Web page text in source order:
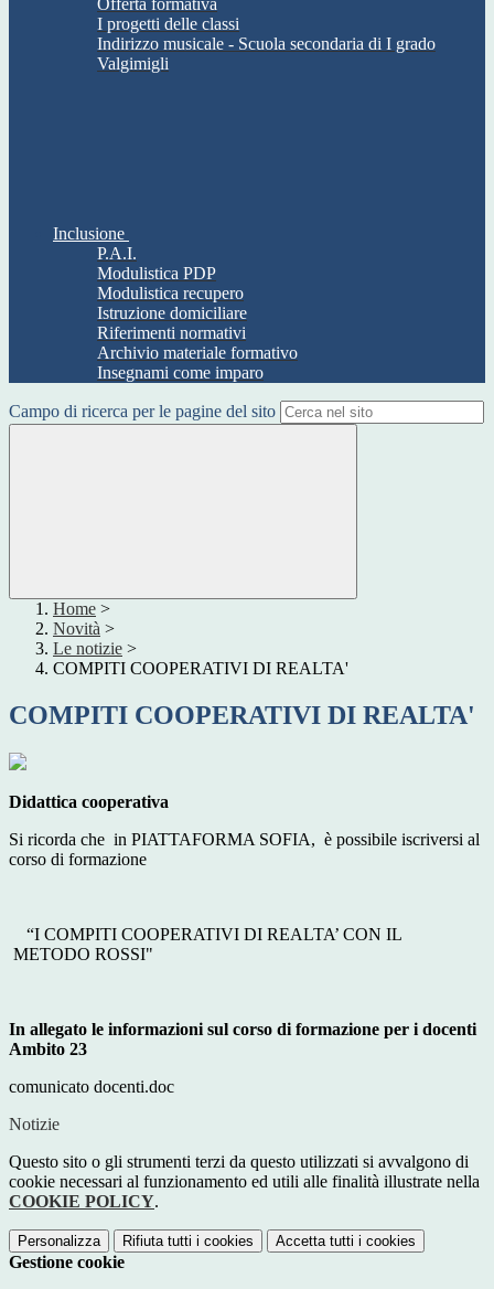
Offerta formativa
I progetti delle classi
Indirizzo musicale - Scuola secondaria di I grado
Valgimigli
Inclusione
P.A.I.
Modulistica PDP
Modulistica recupero
Istruzione domiciliare
Riferimenti normativi
Archivio materiale formativo
Insegnami come imparo
Campo di ricerca per le pagine del sito
Home >
Novità >
Le notizie >
COMPITI COOPERATIVI DI REALTA'
COMPITI COOPERATIVI DI REALTA'
Didattica cooperativa
Si ricorda che in PIATTAFORMA SOFIA, è possibile iscriversi al
corso di formazione
“I COMPITI COOPERATIVI DI REALTA’ CON IL
METODO ROSSI"
In allegato le informazioni sul corso di formazione per i docenti
Ambito 23
comunicato docenti.doc
Notizie
Questo sito o gli strumenti terzi da questo utilizzati si avvalgono di
cookie necessari al funzionamento ed utili alle finalità illustrate nella
COOKIE POLICY.
Personalizza Rifiuta tutti i cookies Accetta tutti i cookies
Gestione cookie